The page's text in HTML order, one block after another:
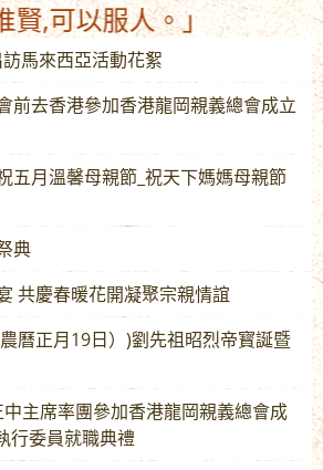
服人。」
馬來西亞活動花絮
前去香港參加香港龍岡親義總會成立
五月溫馨母親節_祝天下媽媽母親節
典
共慶春暖花開凝聚宗親情誼
曆正月19日）)劉先祖昭烈帝寳誕暨
主席率團參加香港龍岡親義總會成
行委員就職典禮